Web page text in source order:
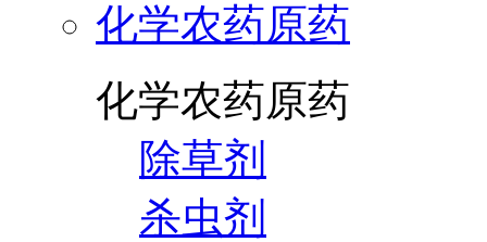
化学农药原药
化学农药原药
除草剂
杀虫剂